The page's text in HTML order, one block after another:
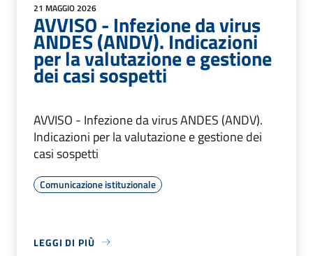
21 MAGGIO 2026
AVVISO - Infezione da virus
ANDES (ANDV). Indicazioni
per la valutazione e gestione
dei casi sospetti
AVVISO - Infezione da virus ANDES (ANDV).
Indicazioni per la valutazione e gestione dei
casi sospetti
Comunicazione istituzionale
LEGGI DI PIÙ